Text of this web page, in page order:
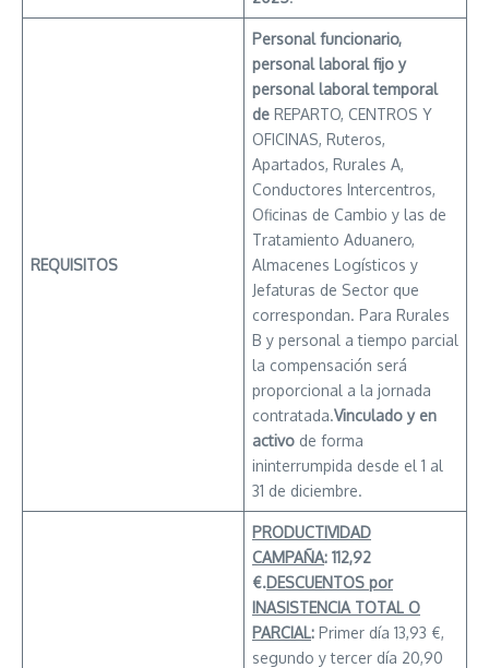
REQUISITOS
Personal funcionario,
personal laboral fijo y
personal laboral temporal
de REPARTO, CENTROS Y
OFICINAS, Ruteros,
Apartados, Rurales A,
Conductores Intercentros,
Oficinas de Cambio y las de
Tratamiento Aduanero,
Almacenes Logísticos y
Jefaturas de Sector que
correspondan. Para Rurales
B y personal a tiempo parcial
la compensación será
proporcional a la jornada
contratada.Vinculado y en
activo de forma
ininterrumpida desde el 1 al
31 de diciembre.
PRODUCTIVIDAD
CAMPAÑA: 112,92
€.DESCUENTOS por
INASISTENCIA TOTAL O
PARCIAL: Primer día 13,93 €,
segundo y tercer día 20,90